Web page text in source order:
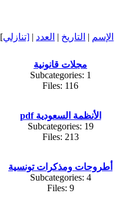
الإسم | التاريخ | العدد | [تنازلي]
مجلات قانونية
Subcategories: 1
Files: 116
الأنظمة السعودية pdf
Subcategories: 19
Files: 213
أطروحات ومذكرات تونسية
Subcategories: 4
Files: 9